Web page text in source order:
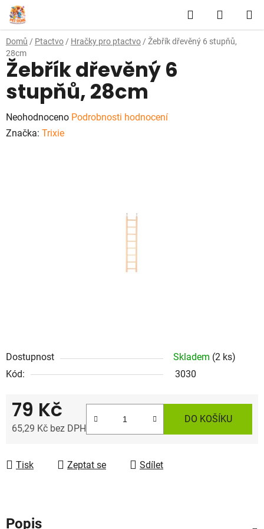
Přejít
na
obsah
Hledat
KOŠÍK
Domů / Ptactvo / Hračky pro ptactvo / Žebřík dřevěný 6 stupňů,
28cm
Dostupnost Skladem (2 ks)
Kód:
3030
79 Kč
65,29 Kč bez DPH
DO KOŠÍKU
Tisk Zeptat se Sdílet
Žebřík dřevěný 6
stupňů, 28cm
Průměrné
hodnocení
Neohodnoceno Podrobnosti hodnocení
Značka: Trixie
Popis